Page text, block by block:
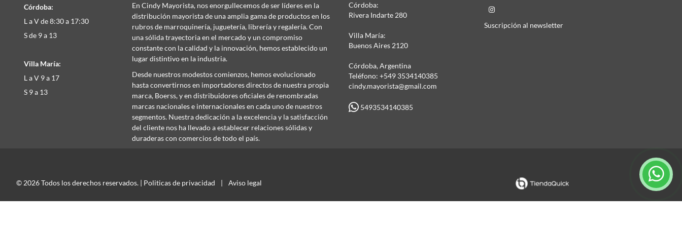
Córdoba:
L a V de 8:30 a 17:30
S de 9 a 13
Villa María:
L a V 9 a 17
S 9 a 13
En Cindy Mayorista, nos enorgullecemos de ser líderes en la
distribución mayorista de una amplia gama de productos en los
rubros de marroquinería, juguetería, librería y regalería. Con
una sólida trayectoria en el mercado y un compromiso
constante con la calidad y la innovación, hemos establecido un
lugar distintivo en la industria.
Desde nuestros modestos comienzos, hemos evolucionado
hasta convertirnos en importadores directos de nuestra propia
marca, Boerss, y en distribuidores oficiales de renombradas
marcas nacionales e internacionales en cada uno de nuestros
segmentos. Nuestra dedicación a la excelencia y la satisfacción
del cliente nos ha llevado a establecer relaciones sólidas y
duraderas con comercios de todo el país.
Córdoba:
Rivera Indarte 280
Villa María:
Buenos Aires 2120
Córdoba, Argentina
Teléfono: +549 3534140385
cindy.mayorista@gmail.com
5493534140385
Suscripción al newsletter
© 2026 Todos los derechos reservados. | Politicas de privacidad | Aviso legal